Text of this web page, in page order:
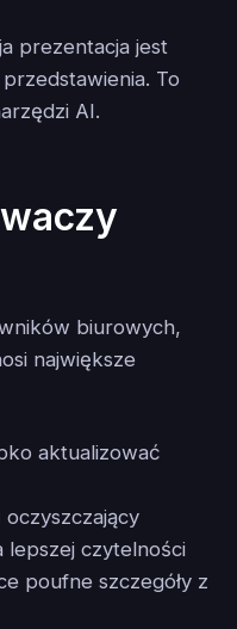
prezentacja jest
To
AI.
biurowych,
największe
aktualizować
oczyszczający
lepszej czytelności
poufne szczegóły z